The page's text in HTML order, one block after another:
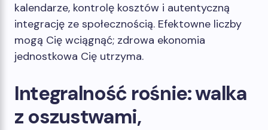
kalendarze, kontrolę kosztów i autentyczną
integrację ze społecznością. Efektowne liczby
mogą Cię wciągnąć; zdrowa ekonomia
jednostkowa Cię utrzyma.
Integralność rośnie: walka
z oszustwami,